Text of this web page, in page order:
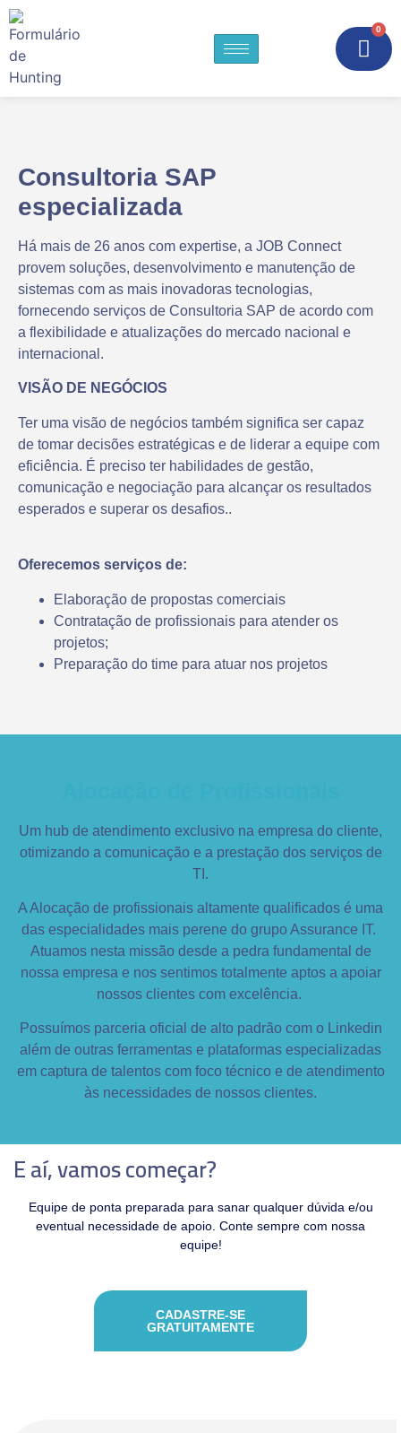
0
Consultoria SAP
especializada
Há mais de 26 anos com expertise, a JOB Connect
provem soluções, desenvolvimento e manutenção de
sistemas com as mais inovadoras tecnologias,
fornecendo serviços de Consultoria SAP de acordo com
a flexibilidade e atualizações do mercado nacional e
internacional.
VISÃO DE NEGÓCIOS
Ter uma visão de negócios também significa ser capaz
de tomar decisões estratégicas e de liderar a equipe com
eficiência. É preciso ter habilidades de gestão,
comunicação e negociação para alcançar os resultados
esperados e superar os desafios..
Oferecemos serviços de:
Elaboração de propostas comerciais
Contratação de profissionais para atender os
projetos;
Preparação do time para atuar nos projetos
Um hub de atendimento exclusivo na empresa do cliente,
otimizando a comunicação e a prestação dos serviços de
TI.
A Alocação de profissionais altamente qualificados é uma
das especialidades mais perene do grupo Assurance IT.
Atuamos nesta missão desde a pedra fundamental de
nossa empresa e nos sentimos totalmente aptos a apoiar
nossos clientes com excelência.
Possuímos parceria oficial de alto padrão com o Linkedin
além de outras ferramentas e plataformas especializadas
em captura de talentos com foco técnico e de atendimento
às necessidades de nossos clientes.
E aí, vamos começar?
Equipe de ponta preparada para sanar qualquer dúvida e/ou
eventual necessidade de apoio. Conte sempre com nossa
equipe!
CADASTRE-SE
GRATUITAMENTE